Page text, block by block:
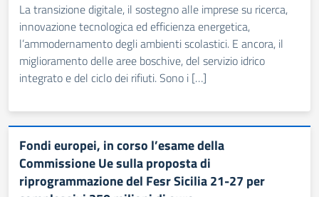
La transizione digitale, il sostegno alle imprese su ricerca,
innovazione tecnologica ed efficienza energetica,
l’ammodernamento degli ambienti scolastici. E ancora, il
miglioramento delle aree boschive, del servizio idrico
integrato e del ciclo dei rifiuti. Sono i […]
Fondi europei, in corso l’esame della
Commissione Ue sulla proposta di
riprogrammazione del Fesr Sicilia 21-27 per